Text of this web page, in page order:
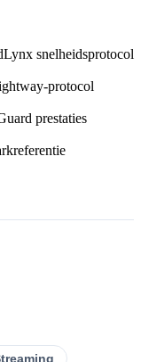
snelheidsprotocol
protocol
prestaties